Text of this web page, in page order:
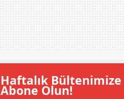
Haftalık Bültenimize
Abone Olun!